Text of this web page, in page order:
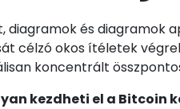
és diagramok
célzó okos ítéletek
koncentrált
kezdheti el a Bitcoin